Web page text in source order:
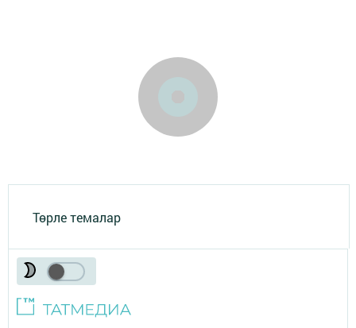
Төрле темалар